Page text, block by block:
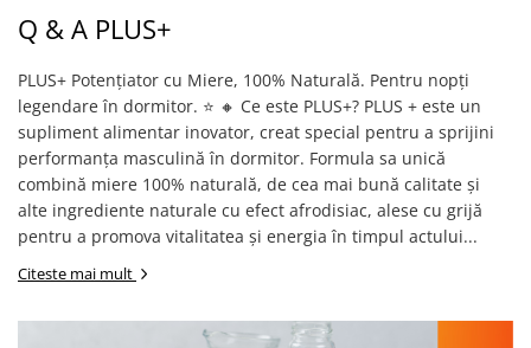
Q & A PLUS+
PLUS+ Potențiator cu Miere, 100% Naturală. Pentru nopți
legendare în dormitor. ⭐ 🔸 Ce este PLUS+? PLUS + este un
supliment alimentar inovator, creat special pentru a sprijini
performanța masculină în dormitor. Formula sa unică
combină miere 100% naturală, de cea mai bună calitate și
alte ingrediente naturale cu efect afrodisiac, alese cu grijă
pentru a promova vitalitatea și energia în timpul actului...
Citeste mai mult